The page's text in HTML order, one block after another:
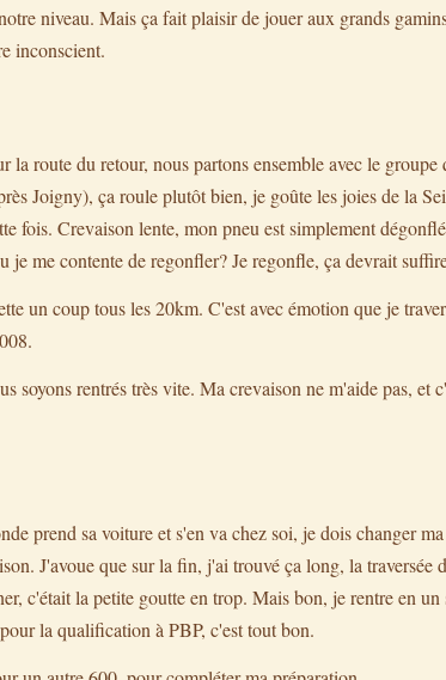
niveau. Mais ça fait plaisir de jouer aux grands
inconscient.
la route du retour, nous partons ensemble avec le
Joigny), ça roule plutôt bien, je goûte les joies de la
fois. Crevaison lente, mon pneu est simplement
je me contente de regonfler? Je regonfle, ça devrait
un coup tous les 20km. C'est avec émotion que je
soyons rentrés très vite. Ma crevaison ne m'aide pas, et
prend sa voiture et s'en va chez soi, je dois changer
J'avoue que sur la fin, j'ai trouvé ça long, la traversée
c'était la petite goutte en trop. Mais bon, je rentre en
la qualification à PBP, c'est tout bon.